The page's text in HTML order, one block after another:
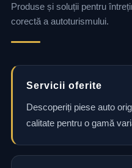
Produse și soluții pentru
corectă a autoturismului.
Servicii oferite
Descoperiți piese auto
calitate pentru o gamă